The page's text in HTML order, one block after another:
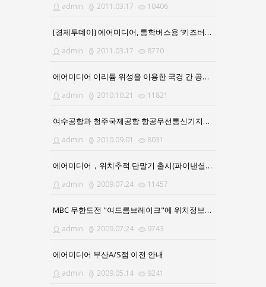
admin 2011.03.17 10406
[경제투데이] 에어미디어, 통학버스용 ‘키즈버스 알리미’ 서비스
admin 2011.03.17 8770
에어미디어 이리듐 위성을 이용한 국경 간 공급 승인
admin 2010.10.21 11821
여수공항과 청주국제공항 항공무선통신기지국 구축
admin 2010.09.01 8031
에어미디어，위치추적 단말기 출시(파이낸셜뉴스)
admin 2009.07.24 11457
MBC 무한도전 "여드름브레이크"에 위치정보서비스 제공
admin 2009.07.24 9743
에어미디어 부산A/S점 이전 안내
admin 2009.05.14 9241